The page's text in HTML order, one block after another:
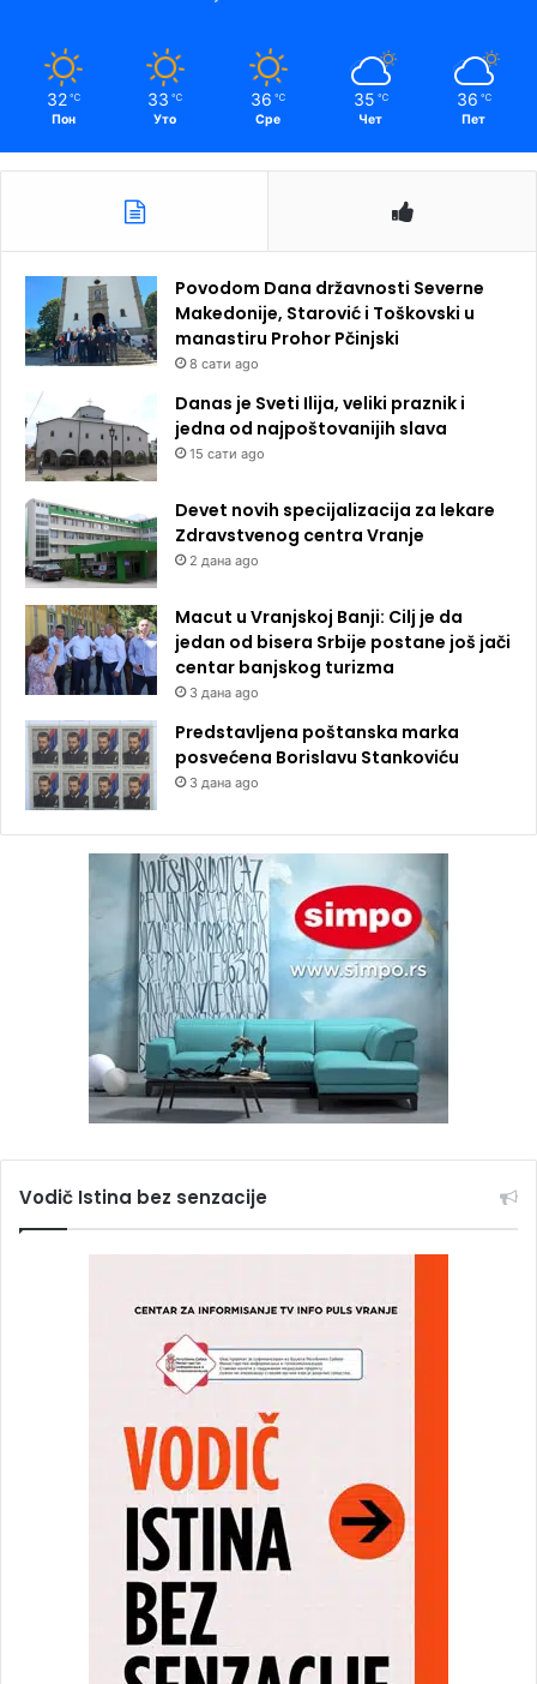
32 ℃
Пон
33 ℃
Уто
36 ℃
Сре
35 ℃
Чет
36 ℃
Пет
Povodom Dana državnosti Severne
Makedonije, Starović i Toškovski u
manastiru Prohor Pčinjski
8 сати ago
Danas je Sveti Ilija, veliki praznik i
jedna od najpoštovanijih slava
15 сати ago
Devet novih specijalizacija za lekare
Zdravstvenog centra Vranje
2 дана ago
Macut u Vranjskoj Banji: Cilj je da
jedan od bisera Srbije postane još jači
centar banjskog turizma
3 дана ago
Predstavljena poštanska marka
posvećena Borislavu Stankoviću
3 дана ago
Vodič Istina bez senzacije